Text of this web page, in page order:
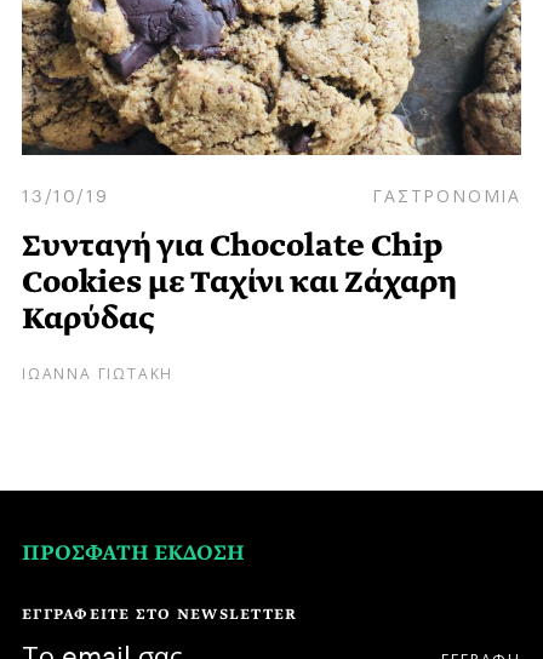
13/10/19 ΓΑΣΤΡΟΝΟΜΙΑ
Συνταγή για Chocolate Chip
Cookies με Ταχίνι και Ζάχαρη
Καρύδας
ΙΩΑΝΝΑ ΓΙΩΤΑΚΗ
ΠΡΟΣΦΑΤΗ ΕΚΔΟΣΗ
ΕΓΓΡΑΦΕΙΤΕ ΣΤΟ NEWSLETTER